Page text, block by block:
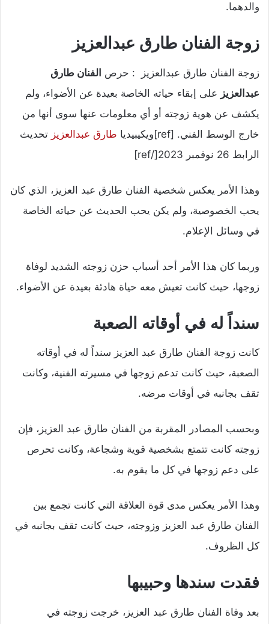
والدهما.
زوجة الفنان طارق عبدالعزيز
زوجة الفنان طارق عبدالعزيز : حرص الفنان طارق
عبدالعزيز على إبقاء حياته الخاصة بعيدة عن الأضواء، ولم
يكشف عن هوية زوجته أو أي معلومات عنها سوى أنها من
خارج الوسط الفني. [ref]ويكيبيديا
طارق عبدالعزيز تحديث
الرابط 26 نوفمبر 2023[/ref]
وهذا الأمر يعكس شخصية الفنان طارق عبد العزيز، الذي كان
يحب الخصوصية، ولم يكن يحب الحديث عن حياته الخاصة
في وسائل الإعلام.
وربما كان هذا الأمر أحد أسباب حزن زوجته الشديد لوفاة
زوجها، حيث كانت تعيش معه حياة هادئة بعيدة عن الأضواء.
سنداً له في أوقاته الصعبة
كانت زوجة الفنان طارق عبد العزيز سنداً له في أوقاته
الصعبة، حيث كانت تدعم زوجها في مسيرته الفنية، وكانت
تقف بجانبه في أوقات مرضه.
وبحسب المصادر المقربة من الفنان طارق عبد العزيز، فإن
زوجته كانت تتمتع بشخصية قوية وشجاعة، وكانت تحرص
على دعم زوجها في كل ما يقوم به.
وهذا الأمر يعكس مدى قوة العلاقة التي كانت تجمع بين
الفنان طارق عبد العزيز وزوجته، حيث كانت تقف بجانبه في
كل الظروف.
فقدت سندها وحبيبها
بعد وفاة الفنان طارق عبد العزيز، خرجت زوجته في